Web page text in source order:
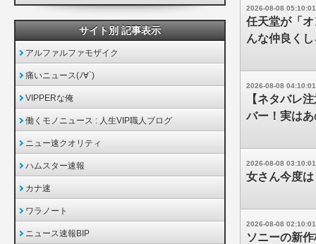
2026-08-08 05:10:01
任天堂が「
んな仲良く
2026-08-08 04:10:01
【ネタバレ
バー！実は
2026-08-08 03:10:01
女さん今度
2026-08-08 02:10:01
ソニーの新
サイト別 記事表示
アルファルファモザイク
痛いニュース(ﾉ∀`)
VIPPERな俺
働くモノニュース : 人生VIP職人ブログ
ニュー速クオリティ
ハムスター速報
カナ速
ワラノート
ニュース速報BIP